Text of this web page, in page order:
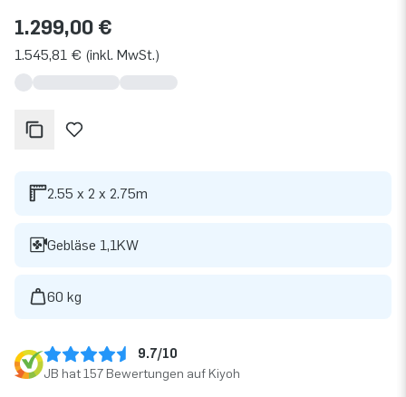
1.299,00 €
1.545,81 € (inkl. MwSt.)
2.55 x 2 x 2.75m
Gebläse 1,1KW
60 kg
9.7/10
JB hat 157 Bewertungen auf Kiyoh